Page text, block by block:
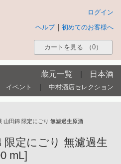
ログイン
初めてのお客様へ
ヘルプ
カートを見る （0）
蔵元一覧 日本酒
イベント 中村酒店セレクション
山田錦 限定にごり 無濾過生原酒
限定にごり 無濾過生
mL]